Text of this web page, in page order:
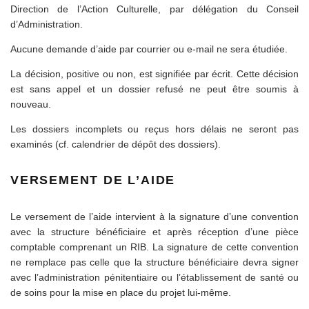
Direction de l’Action Culturelle, par délégation du Conseil
d’Administration.
Aucune demande d’aide par courrier ou e-mail ne sera étudiée.
La décision, positive ou non, est signifiée par écrit. Cette décision
est sans appel et un dossier refusé ne peut être soumis à
nouveau.
Les dossiers incomplets ou reçus hors délais ne seront pas
examinés (cf. calendrier de dépôt des dossiers).
VERSEMENT DE L’AIDE
Le versement de l’aide intervient à la signature d’une convention
avec la structure bénéficiaire et après réception d’une pièce
comptable comprenant un RIB. La signature de cette convention
ne remplace pas celle que la structure bénéficiaire devra signer
avec l’administration pénitentiaire ou l’établissement de santé ou
de soins pour la mise en place du projet lui-même.